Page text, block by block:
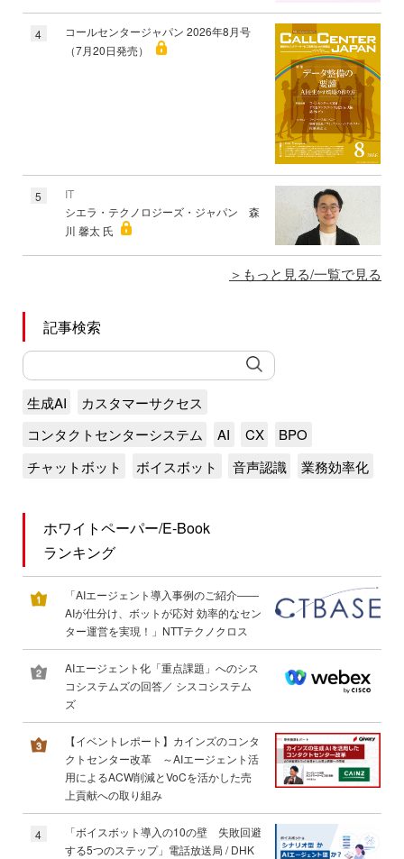
4
コールセンタージャパン 2026年8月号
（7月20日発売）
5
IT
シエラ・テクノロジーズ・ジャパン 森
川 馨太 氏
もっと見る/一覧で見る
記事検索
生成AI
カスタマーサクセス
コンタクトセンターシステム
AI CX
BPO
チャットボット
ボイスボット 音声認識 業務効率化
ホワイトペーパー/E-Book
ランキング
「AIエージェント導入事例のご紹介――
AIが仕分け、ボットが応対 効率的なセン
ター運営を実現！」NTTテクノクロス
AIエージェント化「重点課題」へのシス
コシステムズの回答／ シスコシステム
ズ
【イベントレポート】カインズのコンタ
クトセンター改革 ～AIエージェント活
用によるACW削減とVoCを活かした売
上貢献への取り組み
4
「ボイスボット導入の10の壁 失敗回避
する5つのステップ」電話放送局 / DHK